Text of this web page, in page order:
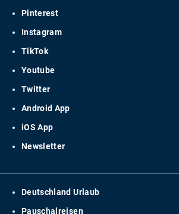
Pinterest
Instagram
TikTok
Youtube
Twitter
Android App
iOS App
Newsletter
Deutschland Urlaub
Pauschalreisen